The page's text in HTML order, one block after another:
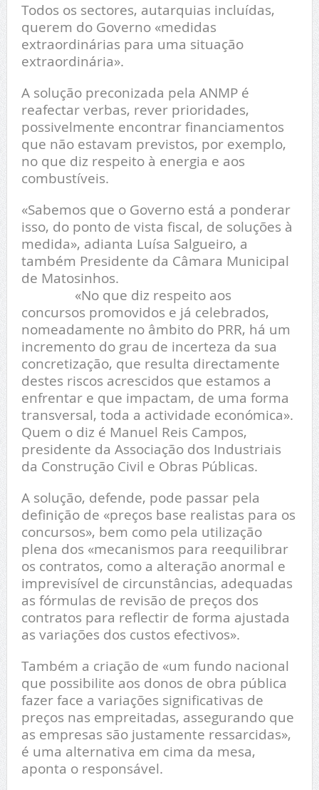
Todos os sectores, autarquias incluídas,
querem do Governo «medidas
extraordinárias para uma situação
extraordinária».
A solução preconizada pela ANMP é
reafectar verbas, rever prioridades,
possivelmente encontrar financiamentos
que não estavam previstos, por exemplo,
no que diz respeito à energia e aos
combustíveis.
«Sabemos que o Governo está a ponderar
isso, do ponto de vista fiscal, de soluções à
medida», adianta Luísa Salgueiro, a
também Presidente da Câmara Municipal
de Matosinhos.
«No que diz respeito aos
concursos promovidos e já celebrados,
nomeadamente no âmbito do PRR, há um
incremento do grau de incerteza da sua
concretização, que resulta directamente
destes riscos acrescidos que estamos a
enfrentar e que impactam, de uma forma
transversal, toda a actividade económica».
Quem o diz é Manuel Reis Campos,
presidente da Associação dos Industriais
da Construção Civil e Obras Públicas.
A solução, defende, pode passar pela
definição de «preços base realistas para os
concursos», bem como pela utilização
plena dos «mecanismos para reequilibrar
os contratos, como a alteração anormal e
imprevisível de circunstâncias, adequadas
as fórmulas de revisão de preços dos
contratos para reflectir de forma ajustada
as variações dos custos efectivos».
Também a criação de «um fundo nacional
que possibilite aos donos de obra pública
fazer face a variações significativas de
preços nas empreitadas, assegurando que
as empresas são justamente ressarcidas»,
é uma alternativa em cima da mesa,
aponta o responsável.